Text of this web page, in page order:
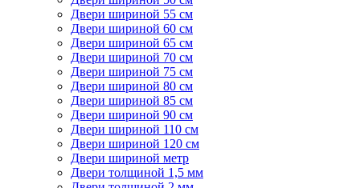
Двери шириной 55 см
Двери шириной 60 см
Двери шириной 65 см
Двери шириной 70 см
Двери шириной 75 см
Двери шириной 80 см
Двери шириной 85 см
Двери шириной 90 см
Двери шириной 110 см
Двери шириной 120 см
Двери шириной метр
Двери толщиной 1,5 мм